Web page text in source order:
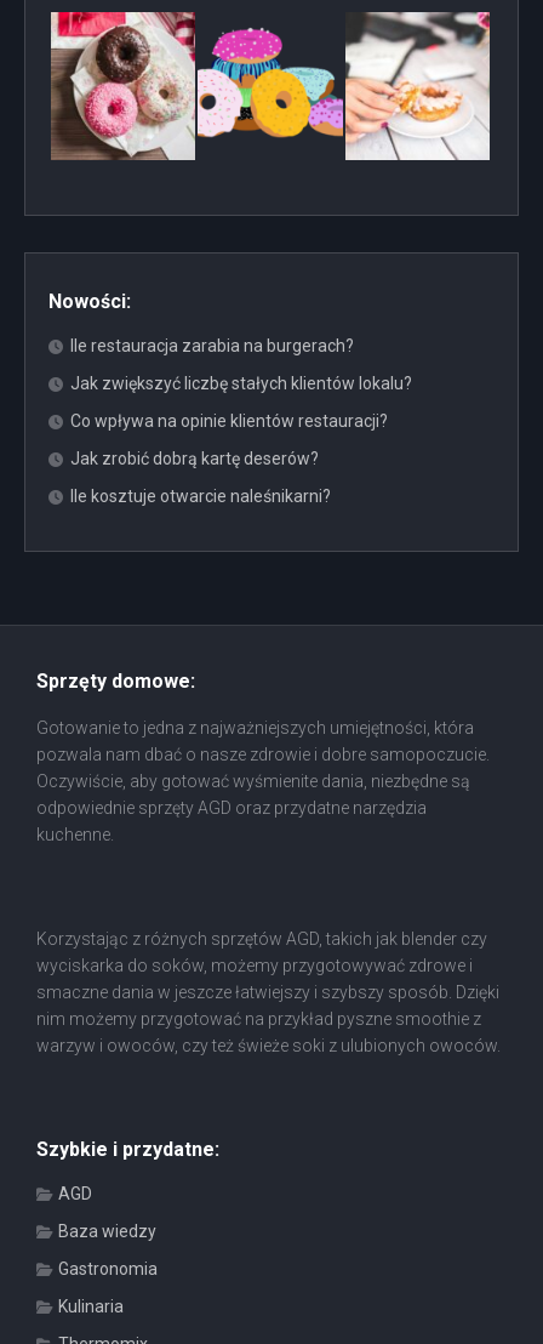
Nowości:
Ile restauracja zarabia na burgerach?
Jak zwiększyć liczbę stałych klientów lokalu?
Co wpływa na opinie klientów restauracji?
Jak zrobić dobrą kartę deserów?
Ile kosztuje otwarcie naleśnikarni?
Sprzęty domowe:
Gotowanie to jedna z najważniejszych umiejętności, która
pozwala nam dbać o nasze zdrowie i dobre samopoczucie.
Oczywiście, aby gotować wyśmienite dania, niezbędne są
odpowiednie sprzęty AGD oraz przydatne narzędzia
kuchenne.
Korzystając z różnych sprzętów AGD, takich jak blender czy
wyciskarka do soków, możemy przygotowywać zdrowe i
smaczne dania w jeszcze łatwiejszy i szybszy sposób. Dzięki
nim możemy przygotować na przykład pyszne smoothie z
warzyw i owoców, czy też świeże soki z ulubionych owoców.
Szybkie i przydatne:
AGD
Baza wiedzy
Gastronomia
Kulinaria